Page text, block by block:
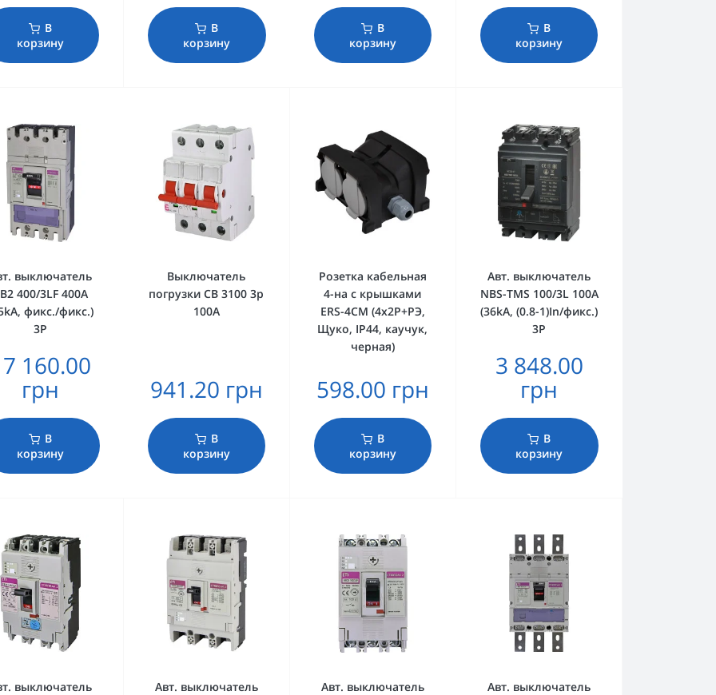
В
корзину
В
корзину
В
корзину
В
корзину
выключатель
400/3LF 400A
фикс./фикс.)
3P
160.00
грн
В
корзину
Выключатель
погрузки СВ 3100 3р
100А
941.20 грн
В
корзину
Розетка кабельная
4-на с крышками
ERS-4CM (4х2Р+РЭ,
Щуко, IP44, каучук,
черная)
598.00 грн
В
корзину
Авт. выключатель
NBS-TMS 100/3L 100A
(36kA, (0.8-1)In/фикс.)
3P
3 848.00
грн
В
корзину
выключатель
Авт. выключатель
Авт. выключатель
Авт. выключатель